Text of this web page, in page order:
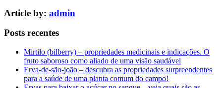
Article by: admin
Posts recentes
Mirtilo (bilberry) – propriedades medicinais e indicações. O
fruto saboroso como aliado de uma visão saudável
Erva-de-são-joão – descubra as propriedades surpreendentes
para a saúde de uma planta comum do campo!